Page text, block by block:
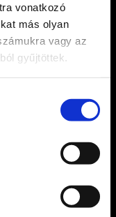
vonatkozó
más olyan
vagy az
gyűjtöttek.